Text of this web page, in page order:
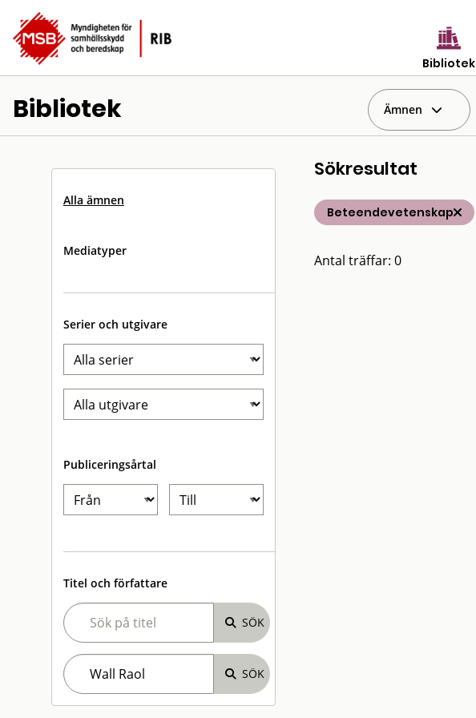
Bibliotek
Bibliotek Ämnen
Alla ämnen
Mediatyper
Serier och utgivare
Publiceringsårtal
Titel och författare
Sökresultat
Beteendevetenskap
Antal träffar: 0